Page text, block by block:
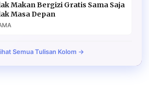
Makan Bergizi Gratis Sama Saja
Masa Depan
Semua Tulisan Kolom →